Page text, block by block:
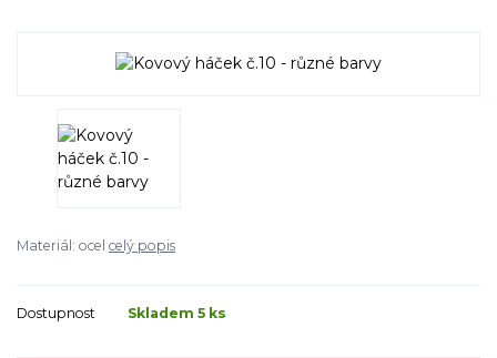
Materiál: ocel celý popis
Dostupnost Skladem 5 ks